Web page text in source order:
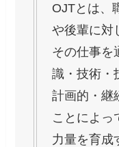
OJTとは、
や後輩に対
その仕事を
識・技術・
計画的・継
ことによっ
力量を育成